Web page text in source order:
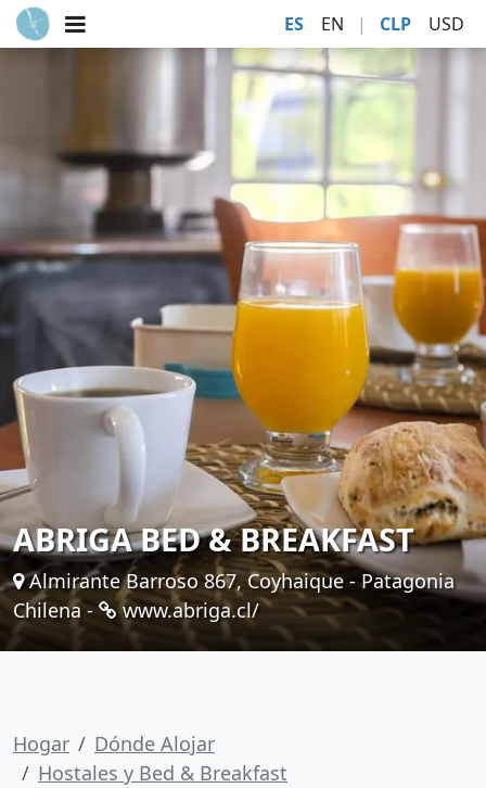
ES EN | CLP USD
ABRIGA BED & BREAKFAST
Almirante Barroso 867, Coyhaique - Patagonia
Chilena -
www.abriga.cl/
Hogar
Dónde Alojar
Hostales y Bed & Breakfast